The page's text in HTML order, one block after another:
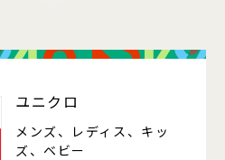
ユニクロ
メンズ、レディス、キッ
ズ、ベビー